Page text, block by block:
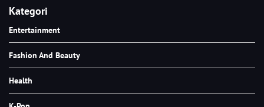
Kategori
Entertainment
Fashion And Beauty
Health